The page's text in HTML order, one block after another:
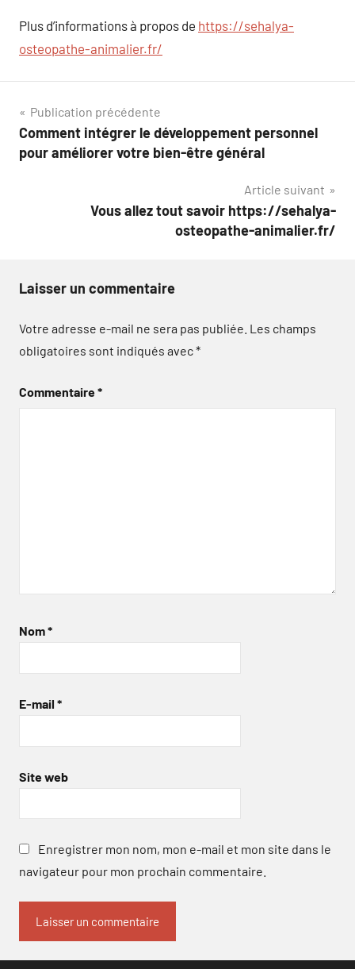
Plus d’informations à propos de https://sehalya-
osteopathe-animalier.fr/
Navigation
de
Publication précédente
Comment intégrer le développement personnel
pour améliorer votre bien-être général
Article suivant
Vous allez tout savoir https://sehalya-
osteopathe-animalier.fr/
Laisser un commentaire
Votre adresse e-mail ne sera pas publiée. Les champs
obligatoires sont indiqués avec*
Commentaire*
Nom*
E-mail *
Site web
Enregistrer mon nom, mon e-mail et mon site dans le
navigateur pour mon prochain commentaire.